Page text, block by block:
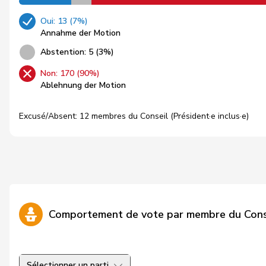
Oui: 13 (7%)
Annahme der Motion
Abstention: 5 (3%)
Non: 170 (90%)
Ablehnung der Motion
Excusé/Absent: 12 membres du Conseil (Président·e inclus·e)
Comportement de vote par membre du